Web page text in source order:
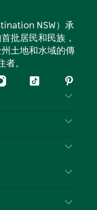
NSW）承
批居民和民族，
土地和水域的傳
者。
Instagram
抖